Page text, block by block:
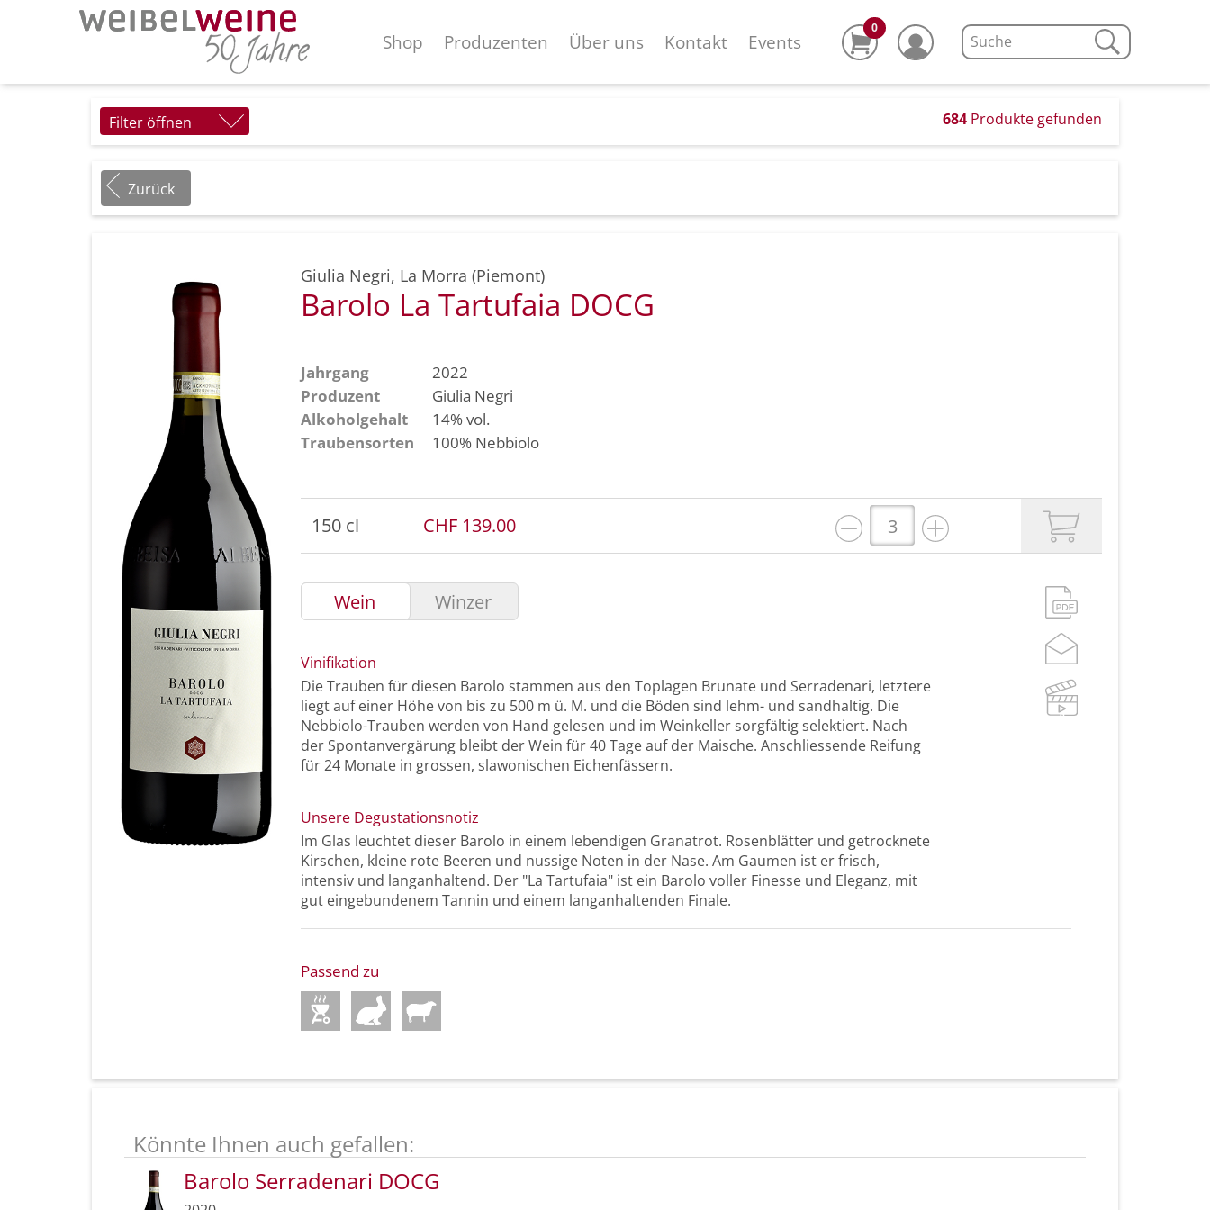
Shop Produzenten Über uns Kontakt Events
0
Filter öffnen 684 Produkte gefunden
Zurück
Giulia Negri, La Morra (Piemont)
Barolo La Tartufaia DOCG
Jahrgang
2022
Produzent
Giulia Negri
Alkoholgehalt
14% vol.
Traubensorten
100% Nebbiolo
150 cl CHF 139.00
Wein Winzer
Vinifikation
Die Trauben für diesen Barolo stammen aus den Toplagen Brunate und Serradenari, letztere
liegt auf einer Höhe von bis zu 500 m ü. M. und die Böden sind lehm- und sandhaltig. Die
Nebbiolo-Trauben werden von Hand gelesen und im Weinkeller sorgfältig selektiert. Nach
der Spontanvergärung bleibt der Wein für 40 Tage auf der Maische. Anschliessende Reifung
für 24 Monate in grossen, slawonischen Eichenfässern.
Unsere Degustationsnotiz
Im Glas leuchtet dieser Barolo in einem lebendigen Granatrot. Rosenblätter und getrocknete
Kirschen, kleine rote Beeren und nussige Noten in der Nase. Am Gaumen ist er frisch,
intensiv und langanhaltend. Der "La Tartufaia" ist ein Barolo voller Finesse und Eleganz, mit
gut eingebundenem Tannin und einem langanhaltenden Finale.
Passend zu
Könnte Ihnen auch gefallen:
Barolo Serradenari DOCG